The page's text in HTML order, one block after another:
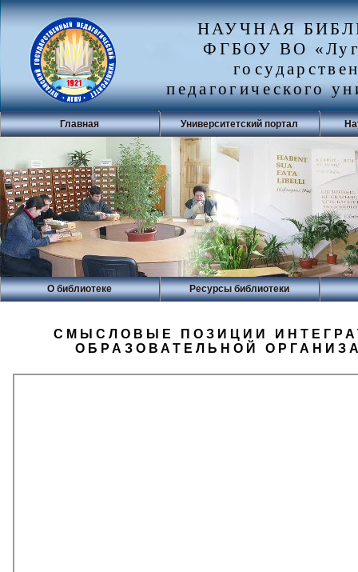
НАУЧНАЯ
ФГБОУ ВО
педагогического
Главная Университетский портал
О библиотеке Ресурсы библиотеки
СМЫСЛОВЫЕ ПОЗИЦИИ
ОБРАЗОВАТЕЛЬНОЙ